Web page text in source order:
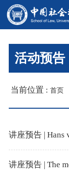
活动预告
当前位置 :首页
讲座预告 | Hans
讲座预告 | The